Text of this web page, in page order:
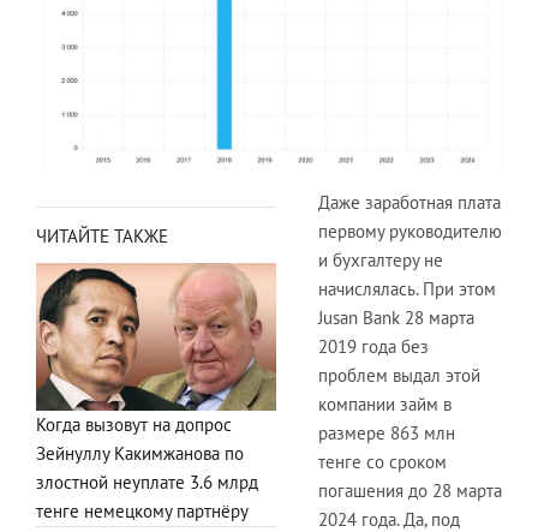
ЧИТАЙТЕ ТАКЖЕ
Когда вызовут на допрос
Зейнуллу Какимжанова по
злостной неуплате 3.6 млрд
тенге немецкому партнёру
Даже заработная плата
первому руководителю
и бухгалтеру не
начислялась. При этом
Jusan Bank 28 марта
2019 года без
проблем выдал этой
компании займ в
размере 863 млн
тенге со сроком
погашения до 28 марта
2024 года. Да, под